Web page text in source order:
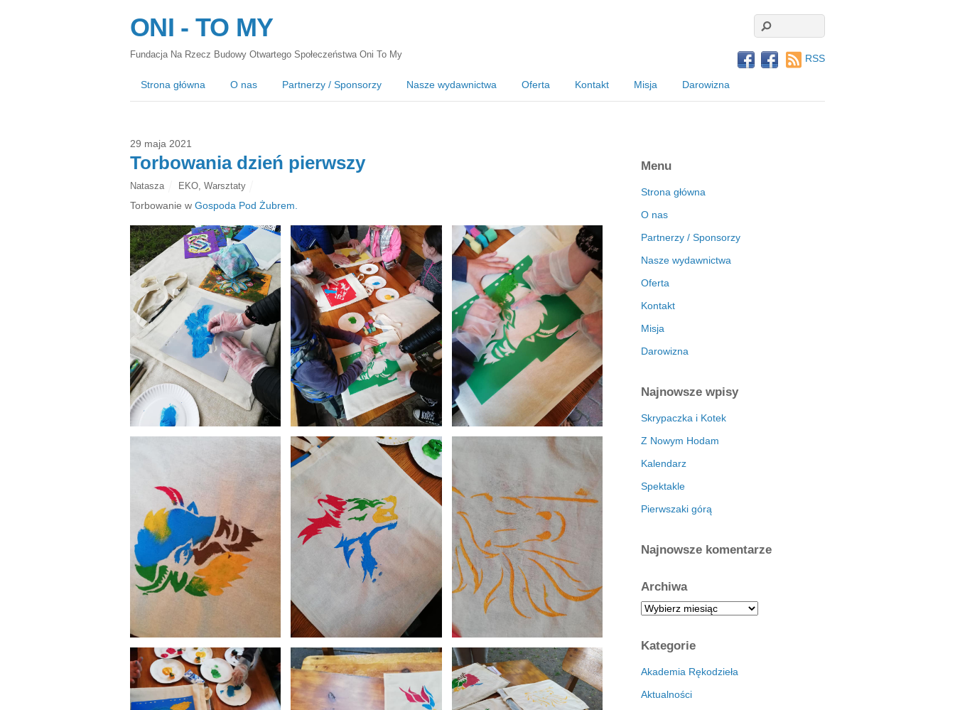
ONI - TO MY
Fundacja Na Rzecz Budowy Otwartego Społeczeństwa Oni To My
Strona główna O nas Partnerzy / Sponsorzy Nasze wydawnictwa Oferta Kontakt Misja Darowizna
RSS
29 maja 2021
Torbowania dzień pierwszy
Natasza EKO, Warsztaty
Torbowanie w Gospoda Pod Żubrem.
Menu
Strona główna
O nas
Partnerzy / Sponsorzy
Nasze wydawnictwa
Oferta
Kontakt
Misja
Darowizna
Najnowsze wpisy
Skrypaczka i Kotek
Z Nowym Hodam
Kalendarz
Spektakle
Pierwszaki górą
Najnowsze komentarze
Archiwa
A
h
i
a
Kategorie
Akademia Rękodzieła
Aktualności